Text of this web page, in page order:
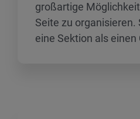
großartige
Seite zu organisieren.
eine Sektion als einen